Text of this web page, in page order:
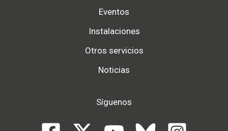
Eventos
Instalaciones
Otros servicios
Noticias
Síguenos